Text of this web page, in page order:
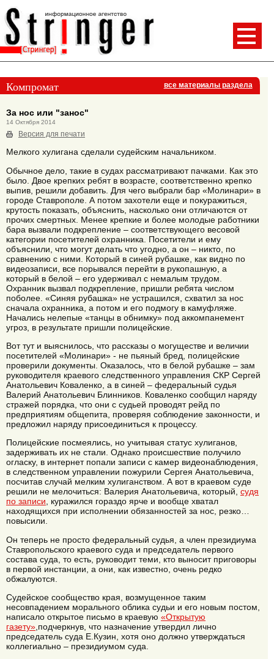
Компромат все материалы раздела
За нос или "занос"
14 Октября 2014
Версия для печати
Мелкого хулигана сделали судейским начальником.
Обычное дело, такие в судах рассматривают пачками. Как это
было. Двое крепких ребят в возрасте, соответственно крепко
выпив, решили добавить. Для чего выбрали бар «Молинари» в
городе Ставрополе. А потом захотели еще и покуражиться,
крутость показать, объяснить, насколько они отличаются от
прочих смертных. Менее крепкие и более молодые работники
бара вызвали подкрепление – соответствующего весовой
категории посетителей охранника. Посетители и ему
объяснили, что могут делать что угодно, а он – никто, по
сравнению с ними. Который в синей рубашке, как видно по
видеозаписи, все порывался перейти в рукопашную, а
который в белой – его удерживал с немалым трудом.
Охранник вызвал подкрепление, пришли ребята числом
поболее. «Синяя рубашка» не устрашился, схватил за нос
сначала охранника, а потом и его подмогу в камуфляже.
Начались нелепые «танцы в обнимку» под аккомпанемент
угроз, в результате пришли полицейские.
Вот тут и выяснилось, что рассказы о могуществе и величии
посетителей «Молинари» - не пьяный бред, полицейские
проверили документы. Оказалось, что в белой рубашке – зам
руководителя краевого следственного управления СКР Сергей
Анатольевич Коваленко, а в синей – федеральный судья
Валерий Анатольевич Блинников. Коваленко сообщил наряду
стражей порядка, что они с судьей проводят рейд по
предприятиям общепита, проверяя соблюдение законности, и
предложил наряду присоединиться к процессу.
Полицейские посмеялись, но учитывая статус хулиганов,
задерживать их не стали. Однако происшествие получило
огласку, в интернет попали записи с камер видеонаблюдения,
в следственном управлении пожурили Сергея Анатольевича,
посчитав случай мелким хулиганством. А вот в краевом суде
решили не мелочиться: Валерия Анатольевича, который, судя
по записи, куражился гораздо ярче и вообще хватал
находящихся при исполнении обязанностей за нос, резко…
повысили.
Он теперь не просто федеральный судья, а член президиума
Ставропольского краевого суда и председатель первого
состава суда, то есть, руководит теми, кто выносит приговоры
в первой инстанции, а они, как известно, очень редко
обжалуются.
Судейское сообщество края, возмущенное таким
несовпадением морального облика судьи и его новым постом,
написало открытое письмо в краевую «Открытую
газету»,подчеркнув, что назначение утвердил лично
председатель суда Е.Кузин, хотя оно должно утверждаться
коллегиально – президиумом суда.